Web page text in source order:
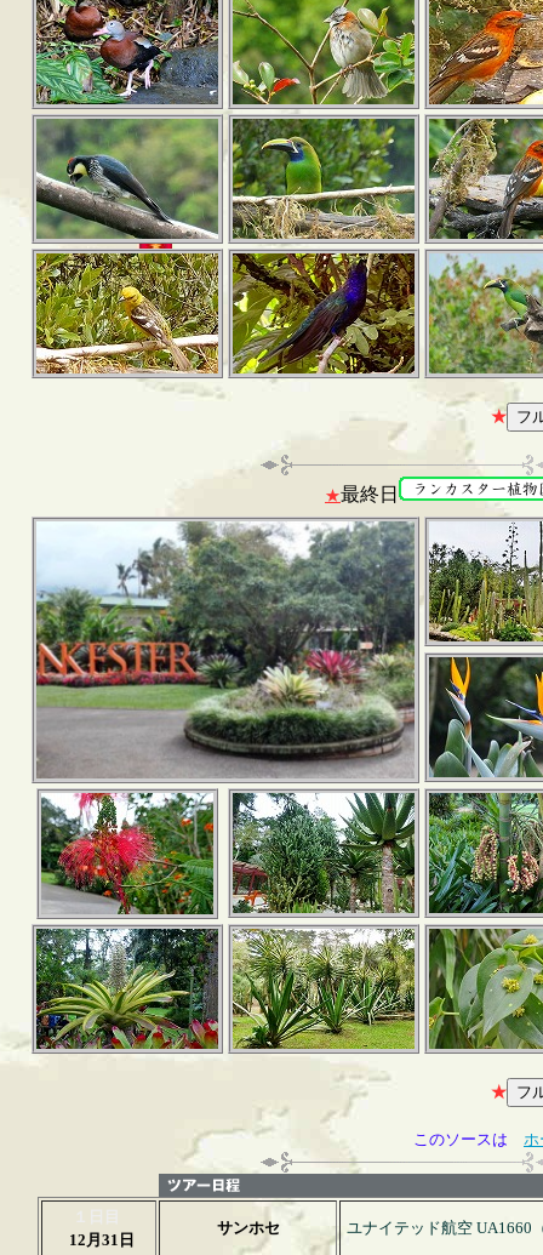
★
★最終日
★
このソースは ホ
１日目
12月31日
サンホセ ユナイテッド航空 UA1660